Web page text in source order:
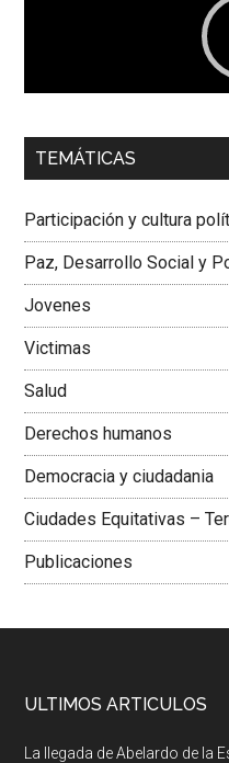
00:00
Dra. Carolina Corcho
Colombiana
TEMÁTICAS
Participación y cultura
Paz, Desarrollo Social y
Jovenes
Victimas
Salud
Derechos humanos
Democracia y ciudadania
Ciudades Equitativas –
Publicaciones
ULTIMOS ARTICULOS
La llegada de Abelardo de la